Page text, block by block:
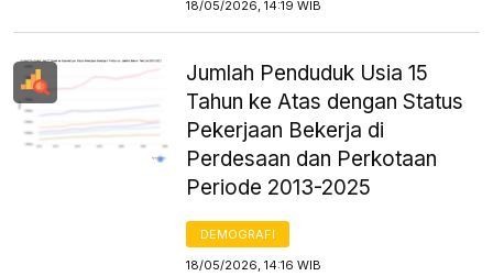
18/05/2026, 14:19 WIB
Jumlah Penduduk Usia 15
Tahun ke Atas dengan Status
Pekerjaan Bekerja di
Perdesaan dan Perkotaan
Periode 2013-2025
DEMOGRAFI
18/05/2026, 14:16 WIB